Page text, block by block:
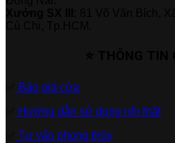
Báo giá cửa
Hướng dẫn sử dụng nội thất
Tư vấn phong thủy